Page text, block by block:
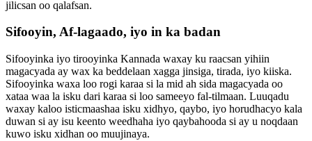
jilicsan oo qalafsan.
Sifooyin, Af-lagaado, iyo in ka badan
Sifooyinka iyo tirooyinka Kannada waxay ku raacsan yihiin
magacyada ay wax ka beddelaan xagga jinsiga, tirada, iyo kiiska.
Sifooyinka waxa loo rogi karaa si la mid ah sida magacyada oo
xataa waa la isku dari karaa si loo sameeyo fal-tilmaan. Luuqadu
waxay kaloo isticmaashaa isku xidhyo, qaybo, iyo horudhacyo kala
duwan si ay isu keento weedhaha iyo qaybahooda si ay u noqdaan
kuwo isku xidhan oo muujinaya.